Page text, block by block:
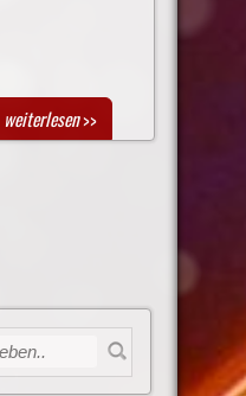
weiterlesen>>